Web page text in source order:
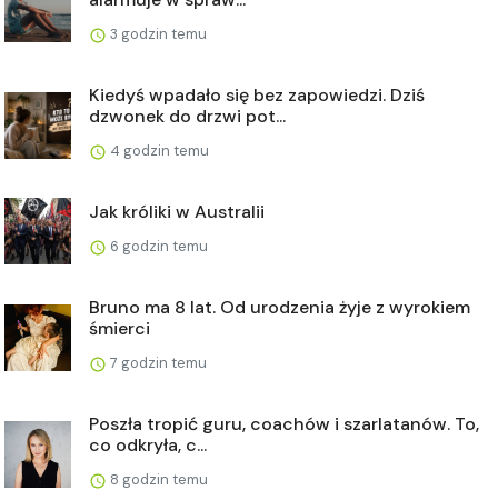
3 godzin temu
Kiedyś wpadało się bez zapowiedzi. Dziś
dzwonek do drzwi pot...
4 godzin temu
Jak króliki w Australii
6 godzin temu
Bruno ma 8 lat. Od urodzenia żyje z wyrokiem
śmierci
7 godzin temu
Poszła tropić guru, coachów i szarlatanów. To,
co odkryła, c...
8 godzin temu